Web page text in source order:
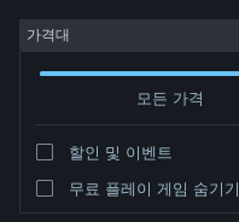
로그인
커뮤니티
가격대
모든 가격
할인 및 이벤트
무료 플레이 게임 숨기기
개발자: Playcorp Studios